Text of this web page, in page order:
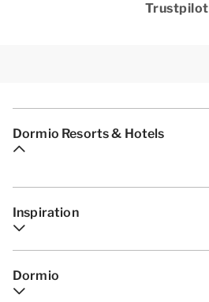
Trustpilot
Dormio Resorts & Hotels
Inspiration
Dormio